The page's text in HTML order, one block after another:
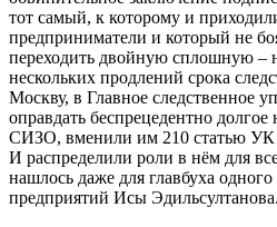
тот самый, к которому и
предприниматели и который не
переходить двойную сплошную –
нескольких продлений срока
Москву, в Главное следственное
оправдать беспрецедентно
СИЗО, вменили им 210 статью УК
И распределили роли в нём для
нашлось даже для главбуха
предприятий Исы Эдильсултанова.